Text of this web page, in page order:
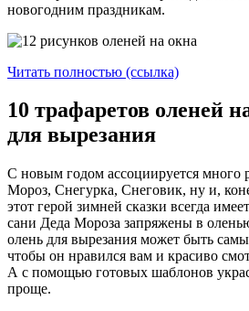
новогодним праздникам.
Читать полностью (ссылка)
10 трафаретов оленей
для вырезания
С новым годом ассоциируется много
Мороз, Снегурка, Снеговик, ну и,
этот герой зимней сказки всегда
сани Деда Мороза запряжены в
олень для вырезания может быть
чтобы он нравился вам и красиво
А с помощью готовых шаблонов
проще.